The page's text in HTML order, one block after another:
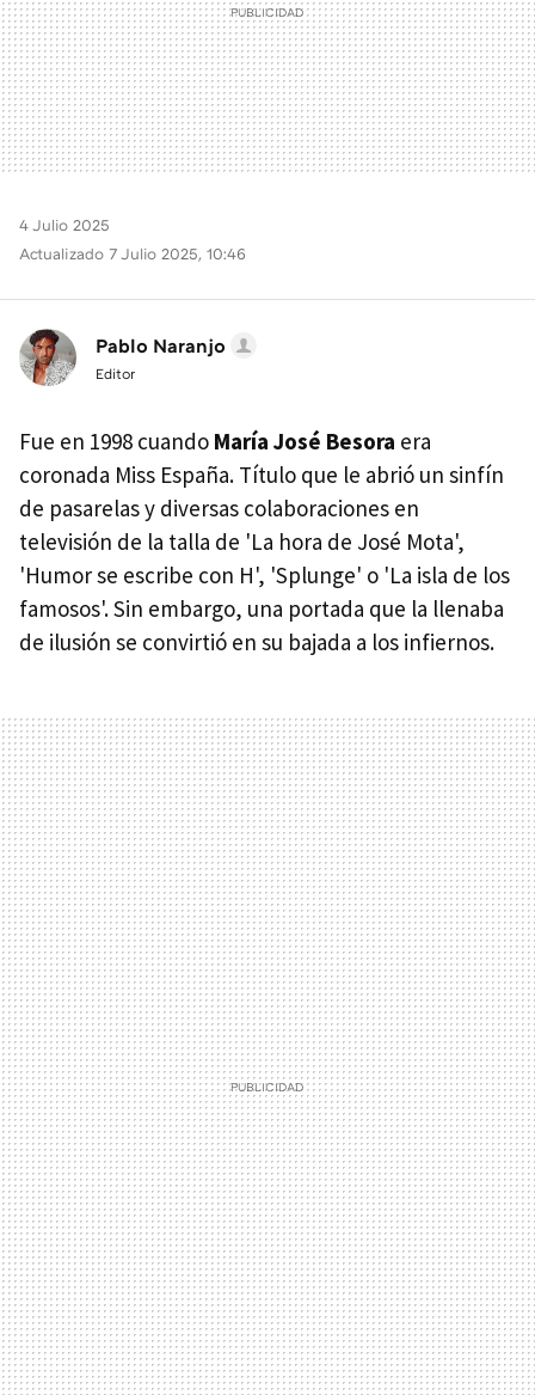
4 Julio 2025
Actualizado 7 Julio 2025, 10:46
Pablo Naranjo
Editor
Fue en 1998 cuando María José Besora era
coronada Miss España. Título que le abrió un sinfín
de pasarelas y diversas colaboraciones en
televisión de la talla de 'La hora de José Mota',
'Humor se escribe con H', 'Splunge' o 'La isla de los
famosos'. Sin embargo, una portada que la llenaba
de ilusión se convirtió en su bajada a los infiernos.